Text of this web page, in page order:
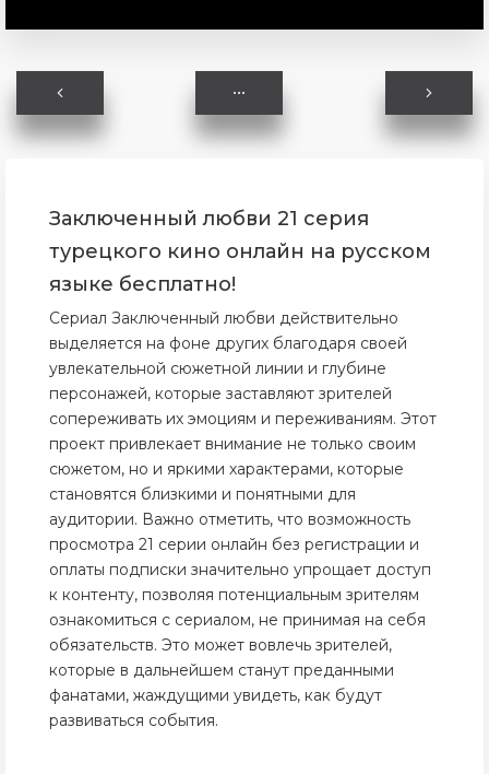
Заключенный любви 21 серия
турецкого кино онлайн на русском
языке бесплатно!
Сериал Заключенный любви действительно
выделяется на фоне других благодаря своей
увлекательной сюжетной линии и глубине
персонажей, которые заставляют зрителей
сопереживать их эмоциям и переживаниям. Этот
проект привлекает внимание не только своим
сюжетом, но и яркими характерами, которые
становятся близкими и понятными для
аудитории. Важно отметить, что возможность
просмотра 21 серии онлайн без регистрации и
оплаты подписки значительно упрощает доступ
к контенту, позволяя потенциальным зрителям
ознакомиться с сериалом, не принимая на себя
обязательств. Это может вовлечь зрителей,
которые в дальнейшем станут преданными
фанатами, жаждущими увидеть, как будут
развиваться события.